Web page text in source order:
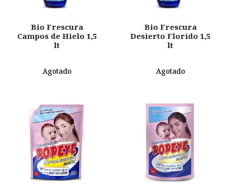
Bio Frescura
Campos de Hielo 1,5
lt
Agotado
Bio Frescura
Desierto Florido 1,5
lt
Agotado